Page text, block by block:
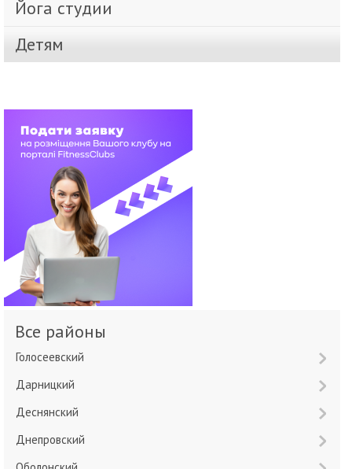
Йога студии
Детям
Все районы
Голосеевский
Дарницкий
Деснянский
Днепровский